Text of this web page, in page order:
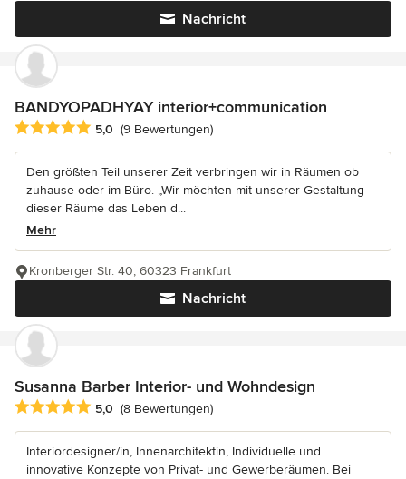
Nachricht
BANDYOPADHYAY interior+communication
Durchschnittliche Bewertung: 5 von 5 Sternen
5,0 (9 Bewertungen)
Den größten Teil unserer Zeit verbringen wir in Räumen ob
zuhause oder im Büro. „Wir möchten mit unserer Gestaltung
dieser Räume das Leben d...
Mehr
Nachricht
Kronberger Str. 40, 60323 Frankfurt
Susanna Barber Interior- und Wohndesign
Durchschnittliche Bewertung: 5 von 5 Sternen
5,0 (8 Bewertungen)
Interiordesigner/in, Innenarchitektin, Individuelle und
innovative Konzepte von Privat- und Gewerberäumen. Bei